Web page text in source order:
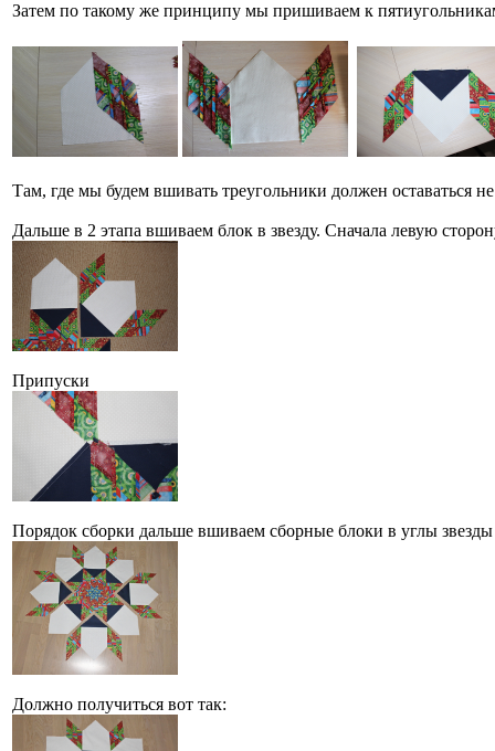
Затем по такому же принципу мы пришиваем к
Там, где мы будем вшивать треугольники должен оставаться
Дальше в 2 этапа вшиваем блок в звезду. Сначала левую
Припуски
Порядок сборки дальше вшиваем сборные блоки в углы звезды
Должно получиться вот так: